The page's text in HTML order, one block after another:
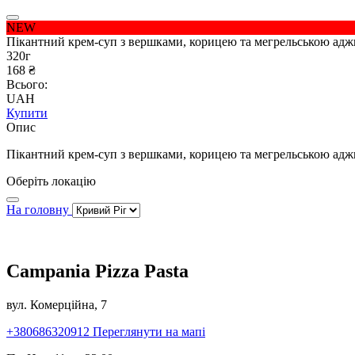
NEW
Пікантний крем-суп з вершками, корицею та мегрельською
320г
168 ₴
Всього:
UAH
Купити
Опис
Пікантний крем-суп з вершками, корицею та мегрельською
Оберіть локацію
На головну
Campania Pizza Pasta
вул. Комерційна, 7
+380686320912 Переглянути на мапі